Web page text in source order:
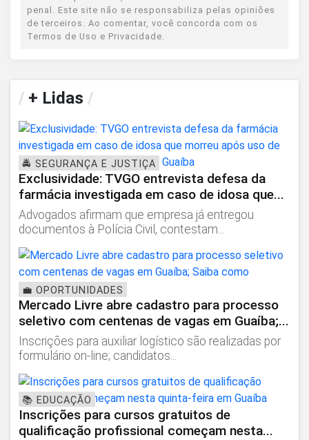
penal. Este site não se responsabiliza pelas opiniões
de terceiros. Ao comentar, você concorda com os
Termos de Uso e Privacidade.
/ + Lidas /
🚔 SEGURANÇA E JUSTIÇA
Exclusividade: TVGO entrevista defesa da
farmácia investigada em caso de idosa que...
Advogados afirmam que empresa já entregou
documentos à Polícia Civil, contestam...
💼 OPORTUNIDADES
Mercado Livre abre cadastro para processo
seletivo com centenas de vagas em Guaíba;...
Inscrições para auxiliar logístico são realizadas por
formulário on-line; candidatos...
📚 EDUCAÇÃO
Inscrições para cursos gratuitos de
qualificação profissional começam nesta...